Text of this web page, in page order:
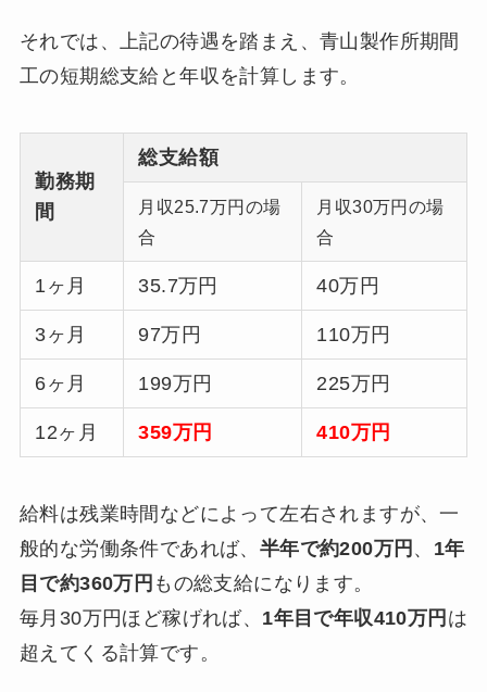
それでは、上記の待遇を踏まえ、青山製作所期間
工の短期総支給と年収を計算します。
勤務期
間
総支給額
月収25.7万円の場
合
月収30万円の場
合
1ヶ月 35.7万円 40万円
3ヶ月 97万円 110万円
6ヶ月 199万円 225万円
12ヶ月 359万円 410万円
給料は残業時間などによって左右されますが、一
般的な労働条件であれば、 半年で約200万円 、 1年
目で約360万円 もの総支給になります。
毎月30万円ほど稼げれば、 1年目で年収410万円 は
超えてくる計算です。